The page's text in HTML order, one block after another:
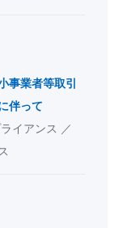
事業者等取引
伴って
イアンス